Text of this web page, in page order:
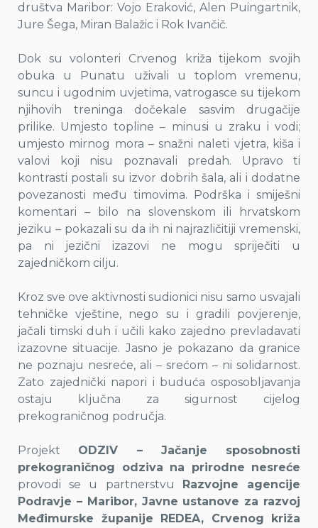
društva Maribor: Vojo Eraković, Alen Puingartnik,
Jure Šega, Miran Balažic i Rok Ivančič.
Dok su volonteri Crvenog križa tijekom svojih
obuka u Punatu uživali u toplom vremenu,
suncu i ugodnim uvjetima, vatrogasce su tijekom
njihovih treninga dočekale sasvim drugačije
prilike. Umjesto topline – minusi u zraku i vodi;
umjesto mirnog mora – snažni naleti vjetra, kiša i
valovi koji nisu poznavali predah. Upravo ti
kontrasti postali su izvor dobrih šala, ali i dodatne
povezanosti među timovima. Podrška i smiješni
komentari – bilo na slovenskom ili hrvatskom
jeziku – pokazali su da ih ni najrazličitiji vremenski,
pa ni jezični izazovi ne mogu spriječiti u
zajedničkom cilju.
Kroz sve ove aktivnosti sudionici nisu samo usvajali
tehničke vještine, nego su i gradili povjerenje,
jačali timski duh i učili kako zajedno prevladavati
izazovne situacije. Jasno je pokazano da granice
ne poznaju nesreće, ali – srećom – ni solidarnost.
Zato zajednički napori i buduća osposobljavanja
ostaju ključna za sigurnost cijelog
prekograničnog područja.
Projekt ODZIV – Jačanje sposobnosti
prekograničnog odziva na prirodne nesreće
provodi se u partnerstvu Razvojne agencije
Podravje – Maribor, Javne ustanove za razvoj
Međimurske županije REDEA, Crvenog križa